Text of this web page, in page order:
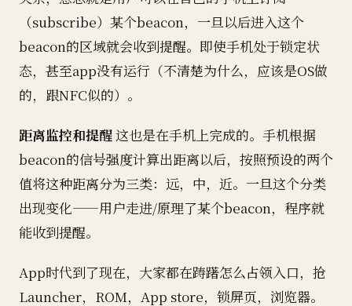
（subscribe）某个beacon，一旦以后进入这个
beacon的区域就会收到提醒。即使手机处于锁定状
态，甚至app没有运行（不清楚为什么，应该是OS做
的，跟NFC似的）。
距离监控和提醒这也是在手机上完成的。手机根据
beacon的信号强度计算出距离以后，按照预设的两个
值将这种距离分为三类：远，中，近。一旦这个分类
出现变化——用户走进/原理了某个beacon，程序就
能收到提醒。
App时代到了现在，大家都在踌躇怎么占领入口，抢
Launcher，ROM，App store，锁屏页，浏览器。